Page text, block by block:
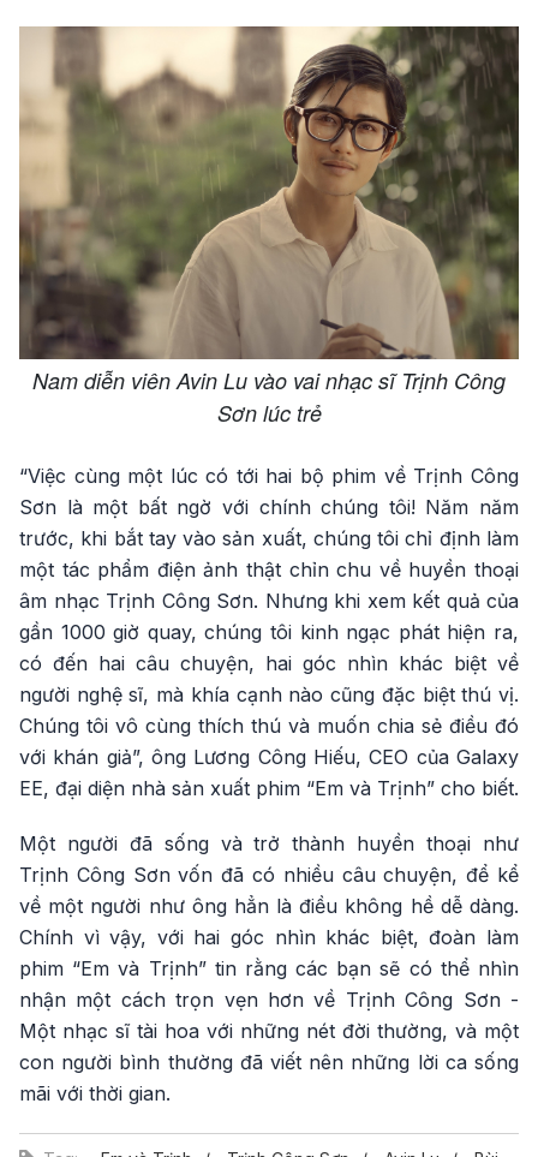
Nam diễn viên Avin Lu vào vai nhạc sĩ Trịnh Công
Sơn lúc trẻ
“Việc cùng một lúc có tới hai bộ phim về Trịnh Công
Sơn là một bất ngờ với chính chúng tôi! Năm năm
trước, khi bắt tay vào sản xuất, chúng tôi chỉ định làm
một tác phẩm điện ảnh thật chỉn chu về huyền thoại
âm nhạc Trịnh Công Sơn. Nhưng khi xem kết quả của
gần 1000 giờ quay, chúng tôi kinh ngạc phát hiện ra,
có đến hai câu chuyện, hai góc nhìn khác biệt về
người nghệ sĩ, mà khía cạnh nào cũng đặc biệt thú vị.
Chúng tôi vô cùng thích thú và muốn chia sẻ điều đó
với khán giả”, ông Lương Công Hiếu, CEO của Galaxy
EE, đại diện nhà sản xuất phim “Em và Trịnh” cho biết.
Một người đã sống và trở thành huyền thoại như
Trịnh Công Sơn vốn đã có nhiều câu chuyện, để kể
về một người như ông hẳn là điều không hề dễ dàng.
Chính vì vậy, với hai góc nhìn khác biệt, đoàn làm
phim “Em và Trịnh” tin rằng các bạn sẽ có thể nhìn
nhận một cách trọn vẹn hơn về Trịnh Công Sơn -
Một nhạc sĩ tài hoa với những nét đời thường, và một
con người bình thường đã viết nên những lời ca sống
mãi với thời gian.